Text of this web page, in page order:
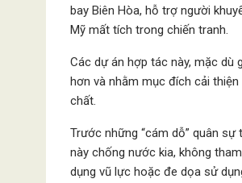
bay Biên Hòa, hỗ trợ người
Mỹ mất tích trong chiến tranh.
Các dự án hợp tác này, mặc dù
hơn và nhằm mục đích cải
chất.
Trước những “cám dỗ” quân
này chống nước kia, không
dụng vũ lực hoặc đe dọa sử